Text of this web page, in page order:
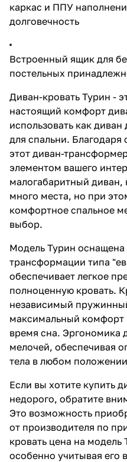
каркас и ППУ
долговечность
Встроенный ящик для
постельных
Диван-кровать Турин -
настоящий комфорт
использовать как
для спальни. Благодаря
этот диван-
элементом вашего
малогабаритный диван,
много места, но при
комфортное спальное
выбор.
Модель Турин
трансформации типа
обеспечивает легкое
полноценную кровать.
независимый
максимальный комфорт
время сна. Эргономика
мелочей, обеспечивая
тела в любом
Если вы хотите купить
недорого, обратите
Это возможность
от производителя по
кровать цена на модель
особенно учитывая его